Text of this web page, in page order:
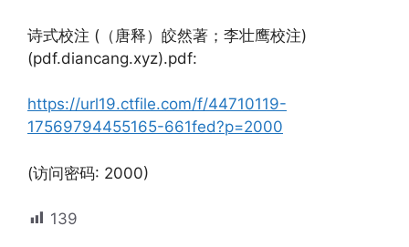
诗式校注 (（唐释）皎然著；李壮鹰校注)
(pdf.diancang.xyz).pdf:
https://url19.ctfile.com/f/44710119-
17569794455165-661fed?p=2000
(访问密码: 2000)
139